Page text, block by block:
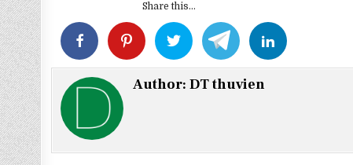
Share this...
Author:DT thuvien